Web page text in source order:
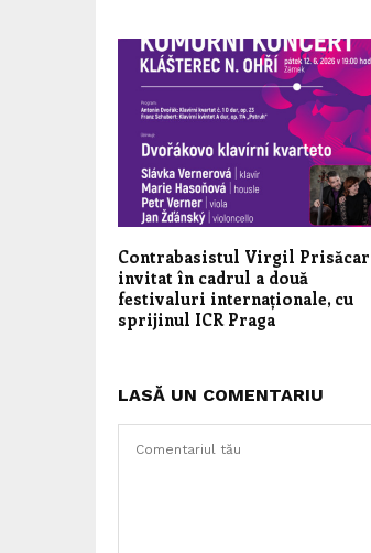
Contrabasistul Virgil
invitat în cadrul a două
festivaluri internaționale, cu
sprijinul ICR Praga
LASĂ UN COMENTARIU